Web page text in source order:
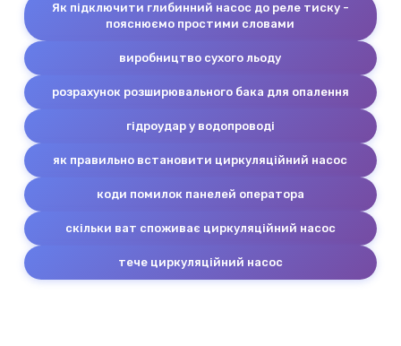
Як підключити глибинний насос до реле тиску -
пояснюємо простими словами
виробництво сухого льоду
розрахунок розширювального бака для опалення
гідроудар у водопроводі
як правильно встановити циркуляційний насос
коди помилок панелей оператора
скільки ват споживає циркуляційний насос
тече циркуляційний насос